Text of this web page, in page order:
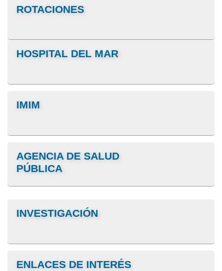
ROTACIONES
HOSPITAL DEL MAR
IMIM
AGENCIA DE SALUD
PÚBLICA
INVESTIGACIÓN
ENLACES DE INTERÉS